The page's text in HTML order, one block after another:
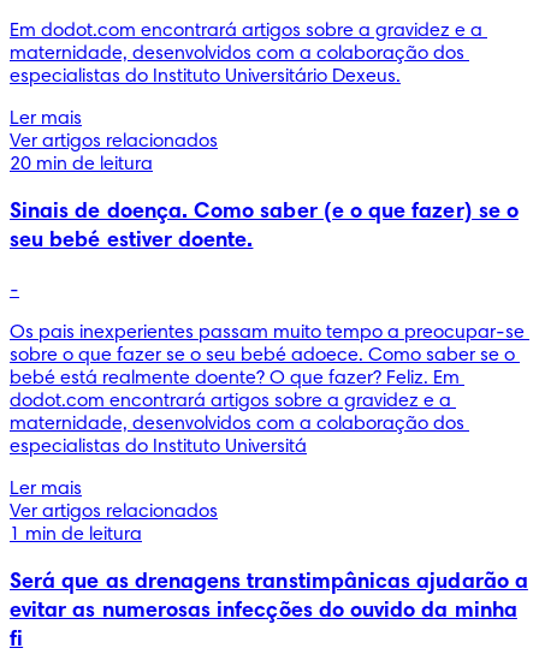
Em dodot.com encontrará artigos sobre a gravidez e a
maternidade, desenvolvidos com a colaboração dos
especialistas do Instituto Universitário Dexeus.
Ler mais
Ver artigos relacionados
20 min de leitura
Sinais de doença. Como saber (e o que fazer) se o
seu bebé estiver doente.
-
Os pais inexperientes passam muito tempo a preocupar-se
sobre o que fazer se o seu bebé adoece. Como saber se o
bebé está realmente doente? O que fazer? Feliz. Em
dodot.com encontrará artigos sobre a gravidez e a
maternidade, desenvolvidos com a colaboração dos
especialistas do Instituto Universitá
Ler mais
Ver artigos relacionados
1 min de leitura
Será que as drenagens transtimpânicas ajudarão a
evitar as numerosas infecções do ouvido da minha
fi